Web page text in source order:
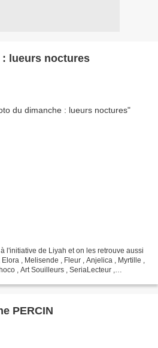
lueurs noctures
l'initiative de Liyah et on les retrouve aussi
, Melisende , Fleur , Anjelica , Myrtille ,
, Art Souilleurs , SeriaLecteur ,
PERCIN